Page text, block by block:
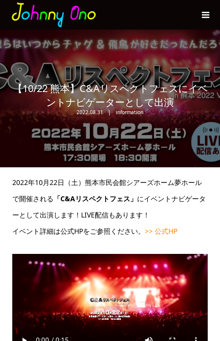
【10/22 熊本】C&Aリスペクトフェスにイベ
ントナビゲーターとして出演
2022.08.31 information
2022年10月22日（土）熊本市民会館シアーズホーム夢ホール
で開催される 「C&Aリスペクトフェス」 にイベントナビゲータ
ーとして出演します！LIVE配信もあります！
イベント詳細は公式HPをご参照ください。 >> 公式HP